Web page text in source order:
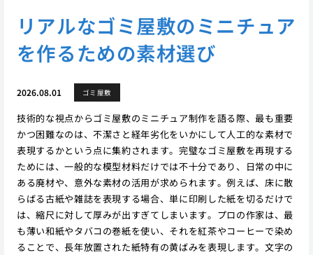
リアルなゴミ屋敷のミニチュア
を作るための素材選び
2026.08.01 ゴミ屋敷
技術的な視点からゴミ屋敷のミニチュア制作を語る際、最も重要
かつ困難なのは、不潔さと経年劣化をいかにして人工的な素材で
表現するかという点に集約されます。完璧なゴミ屋敷を再現する
ためには、一般的な模型材料だけでは不十分であり、日常の中に
ある廃材や、意外な素材の活用が求められます。例えば、床に散
らばる古紙や雑誌を表現する場合、単に印刷した紙を切るだけで
は、縮尺に対して厚みが出すぎてしまいます。プロの作家は、最
も薄い和紙やタバコの巻紙を使い、それを紅茶やコーヒーで染め
ることで、長年放置された紙特有の黄ばみを表現します。文字の